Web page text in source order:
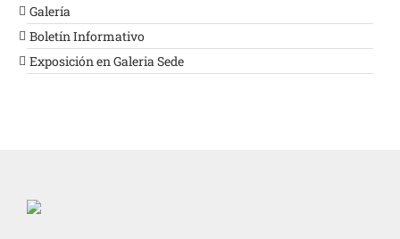
Galería
Boletín Informativo
Exposición en Galeria Sede